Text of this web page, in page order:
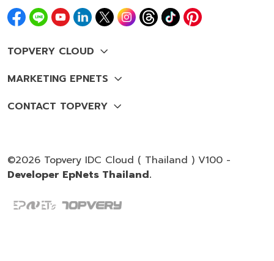
©2026 Topvery IDC Cloud ( Thailand ) V100 -
Developer EpNets Thailand.